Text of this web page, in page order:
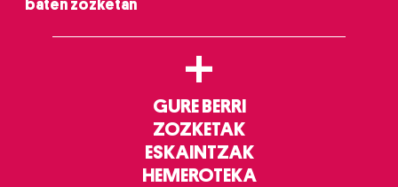
baten zozketan
+
GURE BERRI
ZOZKETAK
ESKAINTZAK
HEMEROTEKA